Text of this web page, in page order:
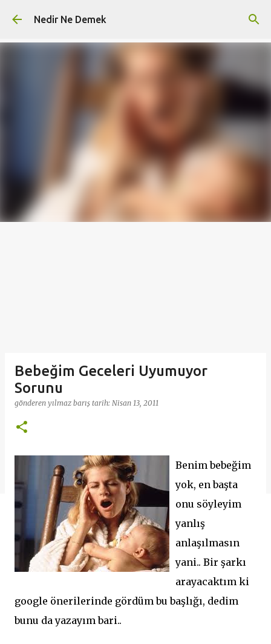
Ana içeriğe atla
Nedir Ne Demek
Bebeğim Geceleri Uyumuyor
Sorunu
gönderen yılmaz barış tarih: Nisan 13, 2011
Benim bebeğim
yok, en başta
onu söyleyim
yanlış
anlaşılmasın
yani.. Bir şarkı
arayacaktım ki
google önerilerinde gördüm bu başlığı, dedim
bunu da yazayım bari..